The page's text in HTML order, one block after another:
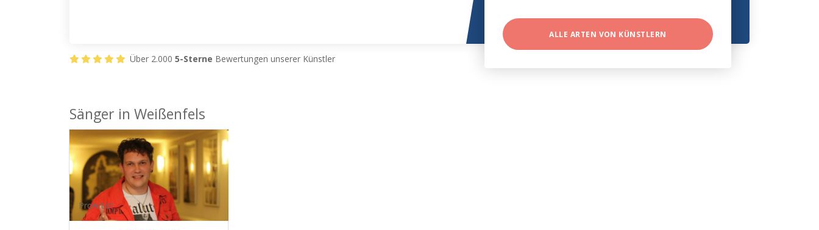
ALLE ARTEN VON KÜNSTLERN
Über 2.000 5-Sterne Bewertungen unserer Künstler
Sänger in Weißenfels
ProArtist